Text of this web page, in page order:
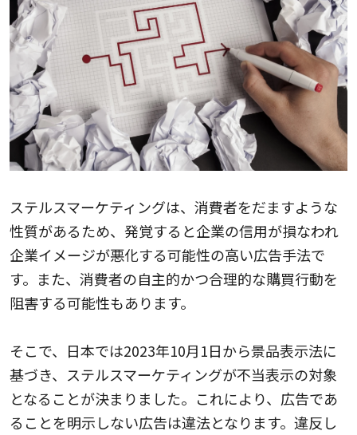
ステルスマーケティングは、消費者をだますような
性質があるため、発覚すると企業の信用が損なわれ
企業イメージが悪化する可能性の高い広告手法で
す。また、消費者の自主的かつ合理的な購買行動を
阻害する可能性もあります。
そこで、日本では2023年10月1日から景品表示法に
基づき、ステルスマーケティングが不当表示の対象
となることが決まりました。これにより、広告であ
ることを明示しない広告は違法となります。違反し